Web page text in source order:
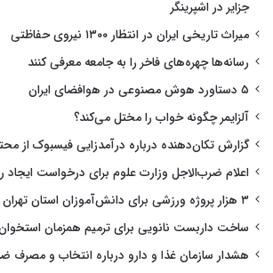
جزایر در اشپرینگر
میراث تاریخی ایران در انتظار ۱۳۰۰ نیروی حفاظتی
رسانه‌ها چهره‌های فاخر را به جامعه معرفی کنند
۵ دستاورد هوش مصنوعی در هوافضای ایران
آلزایمر چگونه خواب را مختل می‌کند؟
گزارش تکان‌دهنده درباره درآمدزایی فیسبوک از
اعلام ضرب‌الاجل وزارت علوم برای درخواست
۳ هزار پروژه ورزشی برای دانش‌آموزان استان تهران کلید خورد
ساخت داربست نانویی برای ترمیم همزمان
هشدار سازمان غذا و دارو درباره انتخاب و مصرف